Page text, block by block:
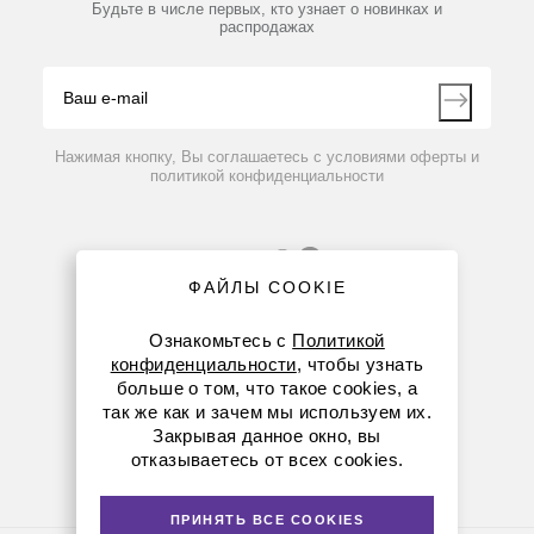
Производители
Контакты
Будьте в числе первых, кто узнает о новинках и
распродажах
Нажимая кнопку, Вы соглашаетесь с условиями оферты и
политикой конфиденциальности
8 (800) 234-05-08
+7 (912) 658-76-06
ФАЙЛЫ COOKIE
Ознакомьтесь с Политикой
конфиденциальности, чтобы узнать
больше о том, что такое cookies, а
так же как и зачем мы используем их.
Закрывая данное окно, вы
отказываетесь от всех cookies.
ПРИНЯТЬ ВСЕ COOKIES